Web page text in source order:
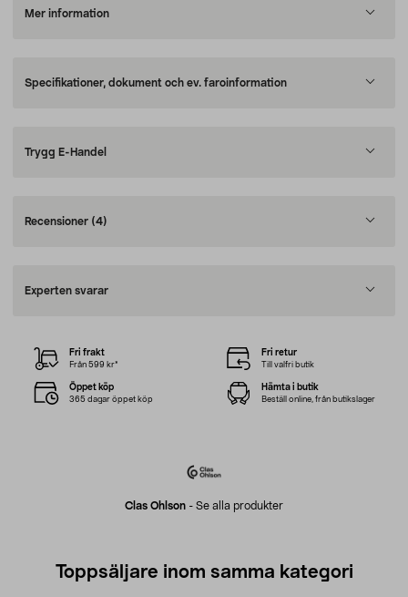
Mer information
Specifikationer, dokument och ev. faroinformation
Trygg E-Handel
Recensioner (4)
Experten svarar
Clas Ohlson - Se alla produkter
Fri frakt
Från 599 kr*
Fri retur
Till valfri butik
Öppet köp
365 dagar öppet köp
Hämta i butik
Beställ online, från butikslager
Toppsäljare inom samma kategori